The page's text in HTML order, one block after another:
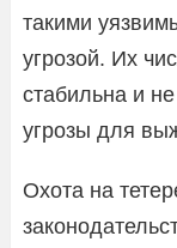
такими
угрозой. Их
стабильна и
угрозы для
Охота на